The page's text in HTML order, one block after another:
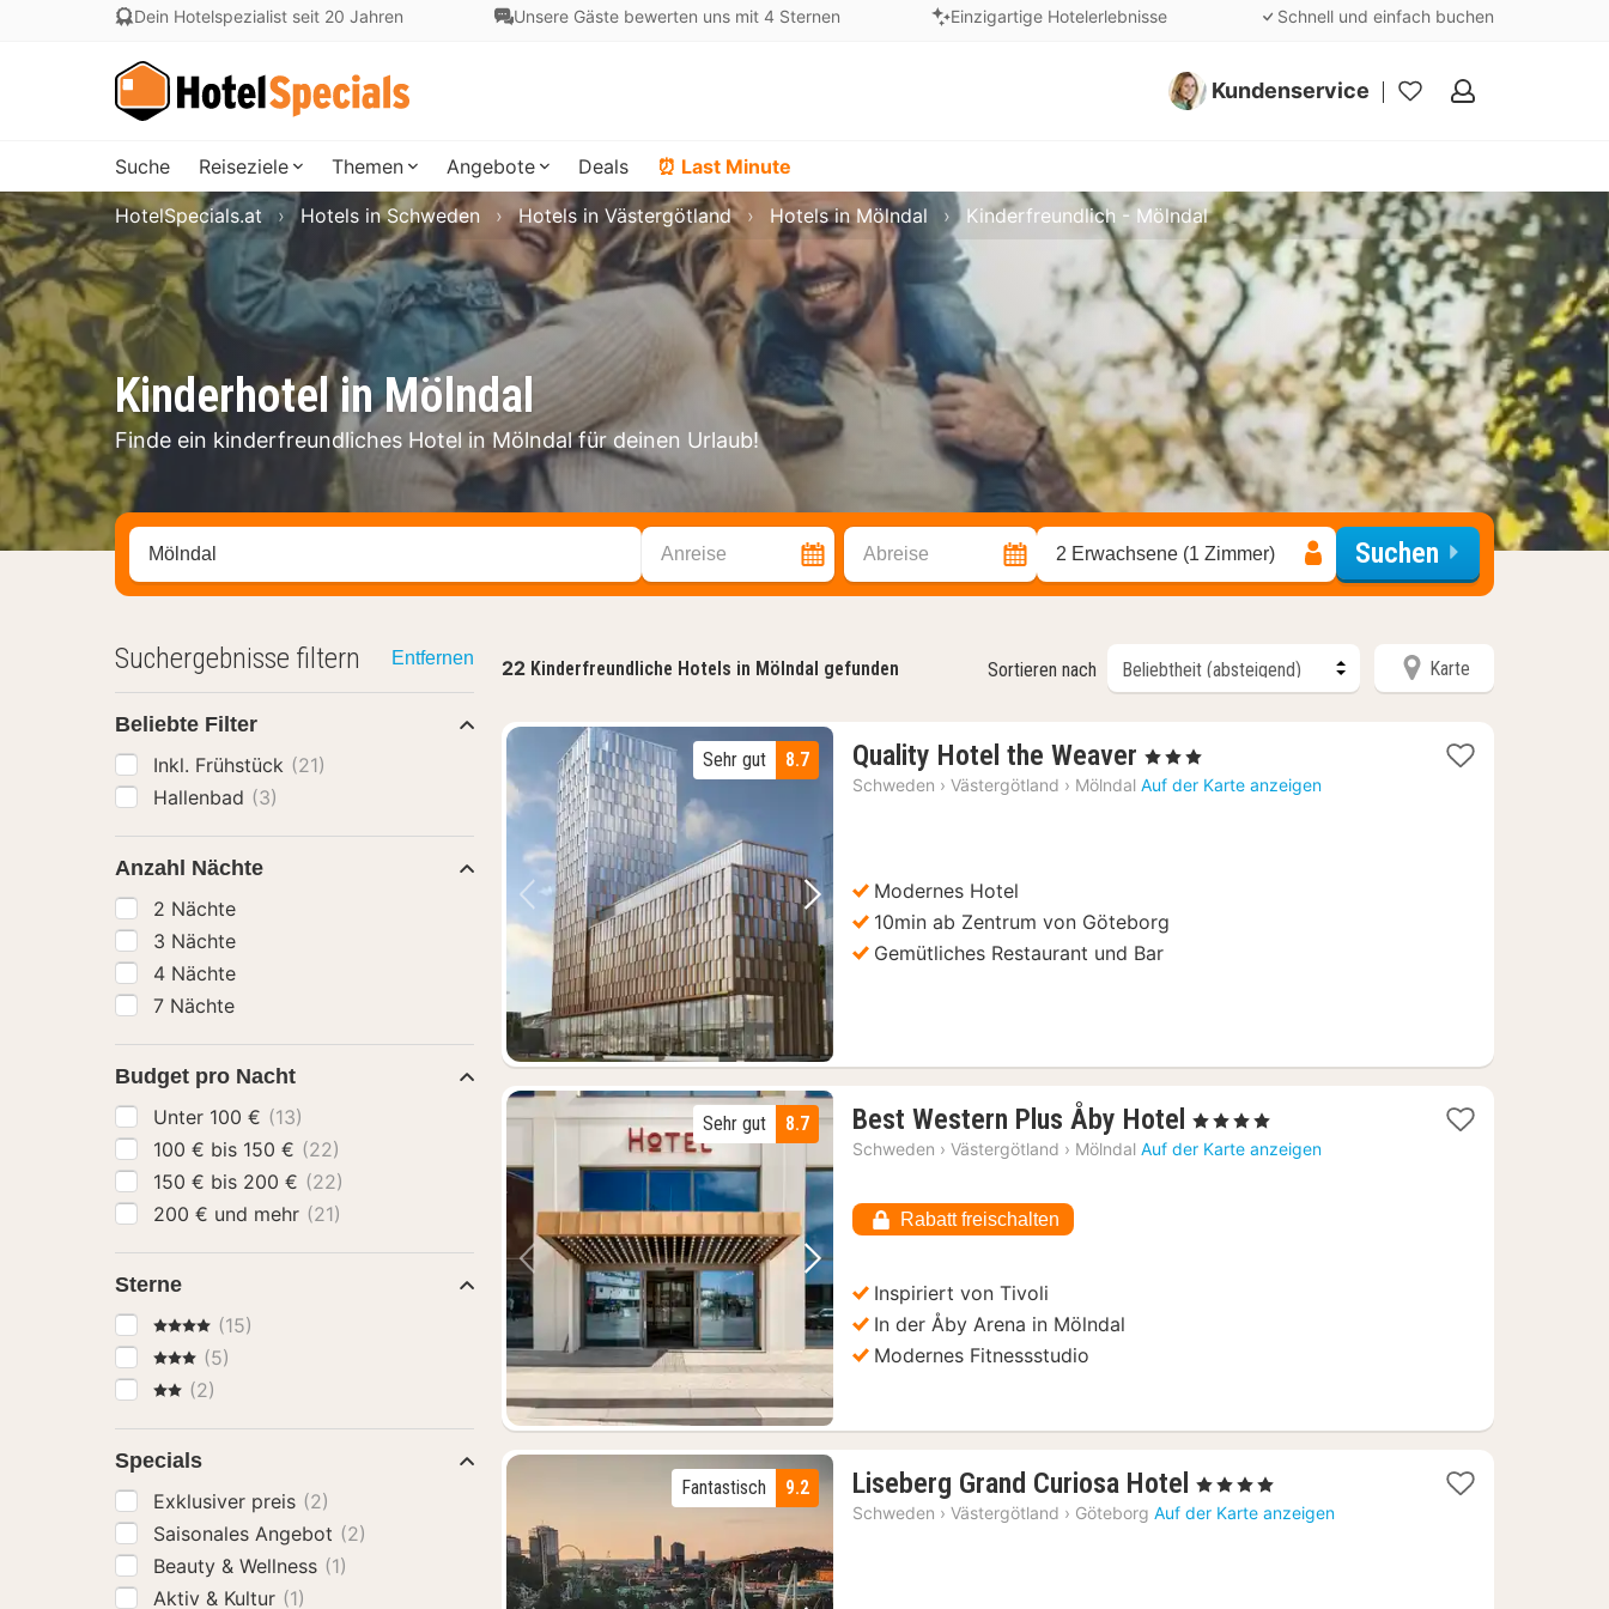
Dein Hotelspezialist seit 20 Jahren Unsere Gäste bewerten uns mit 4 Sternen Einzigartige Hotelerlebnisse Schnell und einfach buchen
Kundenservice
Meine
Suche Reiseziele Themen Angebote Deals ⏰ Last Minute
Kinderhotel in Mölndal
Finde ein kinderfreundliches Hotel in Mölndal für deinen Urlaub!
HotelSpecials.at Hotels in Schweden Hotels in Västergötland Hotels in Mölndal Kinderfreundlich - Mölndal
Stadt, Region oder Hotel suchen Anreise Abreise 2 Erwachsene (1 Zimmer) Suchen
22 Kinderfreundliche Hotels in Mölndal gefunden Sortieren nach Karte
Vorheriges Bild Nächstes Bild
8.7
Sehr gut Quality Hotel the Weaver 2
Nächte
, 3 Sterne
Schweden › Västergötland › Mölndal Auf der Karte anzeigen
Modernes Hotel
10min ab Zentrum von Göteborg
Gemütliches Restaurant und Bar
Vorheriges Bild Nächstes Bild
8.7
Sehr gut Best Western Plus Åby Hotel 1
Nacht
, 4 Sterne
Schweden › Västergötland › Mölndal Auf der Karte anzeigen
Rabatt freischalten
Inspiriert von Tivoli
In der Åby Arena in Mölndal
Modernes Fitnessstudio
9.2
Fantastisch Liseberg Grand Curiosa Hotel 1
Nacht
, 4 Sterne
Schweden › Västergötland › Göteborg Auf der Karte anzeigen
Suchergebnisse filtern Entfernen
Beliebte Filter
Inkl. Frühstück (21)
Hallenbad (3)
Anzahl Nächte
2 Nächte
3 Nächte
4 Nächte
7 Nächte
Budget pro Nacht
Unter 100 € (13)
100 € bis 150 € (22)
150 € bis 200 € (22)
200 € und mehr (21)
Sterne
4 Sterne(15)
3 Sterne
(5)
2 Sterne
(2)
Specials
Exklusiver preis (2)
Saisonales Angebot (2)
Beauty & Wellness (1)
Aktiv & Kultur (1)